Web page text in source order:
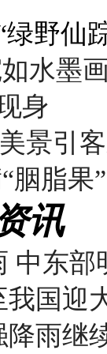
愈的
水墨
身
景引
胭脂果”
讯
中东部
国迎
雨继